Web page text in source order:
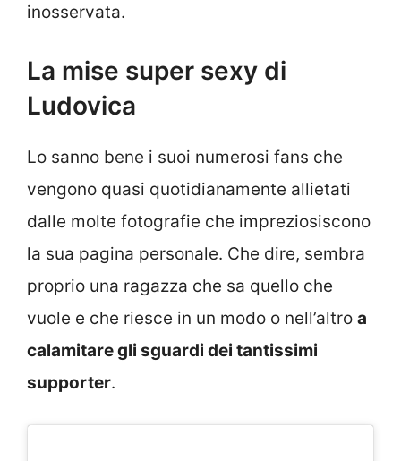
inosservata.
La mise super sexy di
Ludovica
Lo sanno bene i suoi numerosi fans che
vengono quasi quotidianamente allietati
dalle molte fotografie che impreziosiscono
la sua pagina personale. Che dire, sembra
proprio una ragazza che sa quello che
vuole e che riesce in un modo o nell’altro a
calamitare gli sguardi dei tantissimi
supporter.